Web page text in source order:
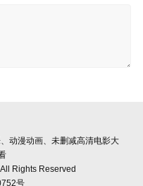
动漫动画、未删减高清电影大
Rights Reserved
号